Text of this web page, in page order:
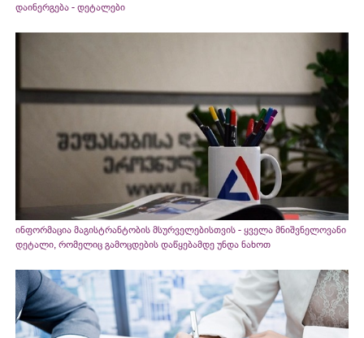
დაინერგება - დეტალები
ინფორმაცია მაგისტრანტობის მსურველებისთვის - ყველა მნიშვნელოვანი
დეტალი, რომელიც გამოცდების დაწყებამდე უნდა ნახოთ